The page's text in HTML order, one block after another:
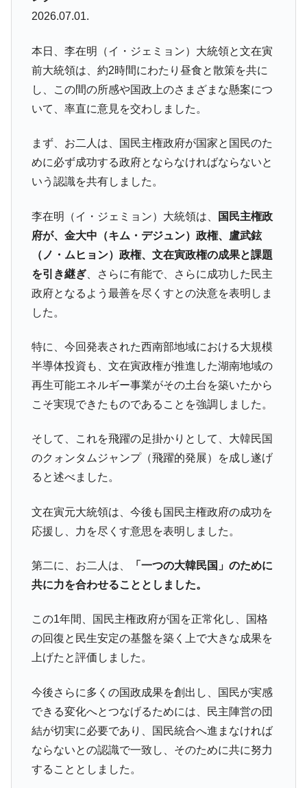
営業利益80.2％も減少
にぶん殴る法案」提出！⇒ クーパン問題は合衆国企業に対
する差別。許してはおかぬ
『Money1』
韓国ボンクラ政策室長･金容範、株価暴落に
他人事のような発言。
業績「史上最高益」当期純利益は前年同期比13.4倍に。
『Money1』
韓国･加徳島新国際空港「またも暗礁」の危
機 ⇒ 10.7兆では損が出るからできない。
日(水)もサイドカー・サーキットブレイカーの二段コンボ
発動！
『Money1』
IT産業は人を雇用する効果は低い。全産業の
半分未満しか雇用を生まない
『Money1』
韓国「株式市場が賭博場のように変質した
のは政界の責任だ」
に。
『Money1』
韓国化学企業最大手『ロッテケミカル』純
借入金が約8兆。信用格付け「ネガティブ」にダウン
『Money1』
韓国株式市場･暗黒の火曜日。サーキットブ
『Money1』 韓国･カードローン金利「15％」突破！
Fact1
日本の誇る海洋資源調査船『白嶺』は先進技術の
塊！
府県とは？
Fact1 今話題の「楽天ライオンズ」とは？
Fact1 奇跡の毛色「白毛馬」とは？
Fact1
全て勝つといくら？ 競馬GI競走で勝利騎手がもら
Fact1 平成仮面ライダーの意外すぎるモチーフとは？
Fact1
発表から2日で大崩壊、鳴かず飛ばずに終わりそう
なスーパーリーグとは？
Fact1
日本人マスターズ挑戦の歴史。松山以前に最高位
だった選手とは？
甲子園通算本塁打、最多の清原に次いで多く打っ
ている意外な選手とは？
2026.07.01.
本日、李在明（イ・ジェミョン）大統領と文在寅
前大統領は、約2時間にわたり昼食と散策を共に
し、この間の所感や国政上のさまざまな懸案につ
いて、率直に意見を交わしました。
まず、お二人は、国民主権政府が国家と国民のた
めに必ず成功する政府とならなければならないと
いう認識を共有しました。
李在明（イ・ジェミョン）大統領は、
国民主権政
府が、金大中（キム・デジュン）政権、盧武鉉
（ノ・ムヒョン）政権、文在寅政権の成果と課題
を引き継ぎ、さらに有能で、さらに成功した民主
政府となるよう最善を尽くすとの決意を表明しま
した。
特に、今回発表された西南部地域における大規模
半導体投資も、文在寅政権が推進した湖南地域の
再生可能エネルギー事業がその土台を築いたから
こそ実現できたものであることを強調しました。
そして、これを飛躍の足掛かりとして、大韓民国
のクォンタムジャンプ（飛躍的発展）を成し遂げ
ると述べました。
文在寅元大統領は、今後も国民主権政府の成功を
応援し、力を尽くす意思を表明しました。
第二に、お二人は、
「一つの大韓民国」のために
共に力を合わせることとしました。
この1年間、国民主権政府が国を正常化し、国格
の回復と民生安定の基盤を築く上で大きな成果を
上げたと評価しました。
今後さらに多くの国政成果を創出し、国民が実感
できる変化へとつなげるためには、民主陣営の団
結が切実に必要であり、国民統合へ進まなければ
ならないとの認識で一致し、そのために共に努力
することとしました。